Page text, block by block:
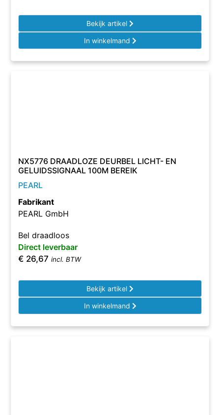
Bekijk artikel
In winkelmand
NX5776 DRAADLOZE DEURBEL LICHT- EN
GELUIDSSIGNAAL 100M BEREIK
PEARL
Fabrikant
PEARL GmbH
Bel draadloos
Direct leverbaar
€ 26,67 incl. BTW
Bekijk artikel
In winkelmand